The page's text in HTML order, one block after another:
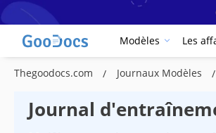
Modèles Les
Thegoodocs.com Journaux Modèles
Journal